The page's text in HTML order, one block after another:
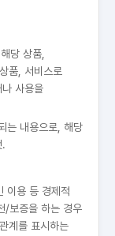
당 상품,
품, 서비스로
사용을
는 내용으로, 해당
.
이용 등 경제적
/보증을 하는 경우
계를 표시하는